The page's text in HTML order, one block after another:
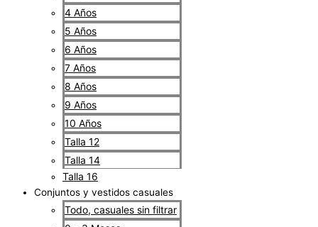
4 Años
5 Años
6 Años
7 Años
8 Años
9 Años
10 Años
Talla 12
Talla 14
Talla 16
Conjuntos y vestidos casuales
Todo, casuales sin filtrar